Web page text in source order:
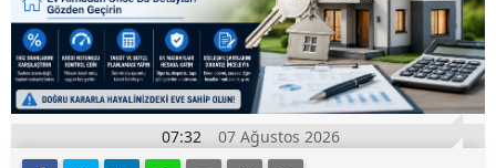
07:32 07 Ağustos 2026